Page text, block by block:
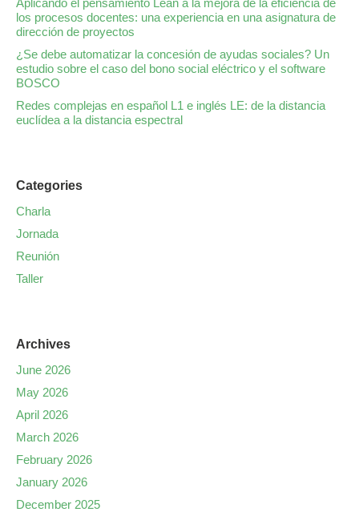
Aplicando el pensamiento Lean a la mejora de la eficiencia de
los procesos docentes: una experiencia en una asignatura de
dirección de proyectos
¿Se debe automatizar la concesión de ayudas sociales? Un
estudio sobre el caso del bono social eléctrico y el software
BOSCO
Redes complejas en español L1 e inglés LE: de la distancia
euclídea a la distancia espectral
Categories
Charla
Jornada
Reunión
Taller
Archives
June 2026
May 2026
April 2026
March 2026
February 2026
January 2026
December 2025